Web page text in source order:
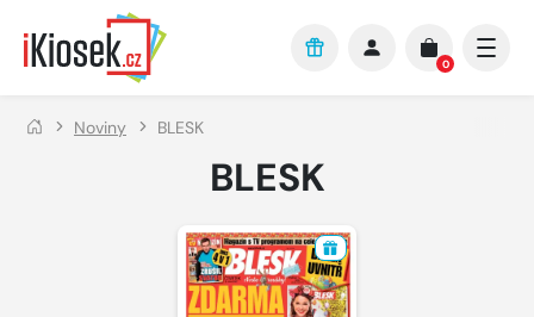
Přejít na hlavní obsah
0
Noviny BLESK
BLESK